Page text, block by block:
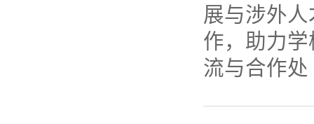
展与涉外
作，助力
流与合作